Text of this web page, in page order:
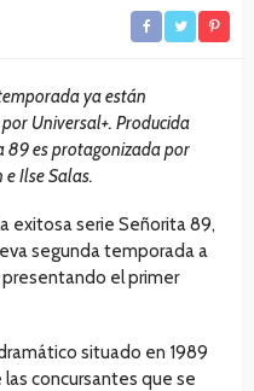
ya están
Universal+. Producida
89 es protagonizada por
Ilse Salas.
exitosa serie Señorita 89,
segunda temporada a
el primer
situado en 1989
concursantes que se